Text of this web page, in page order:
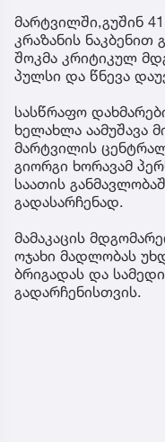
მარტვილში,გუშინ
კრაზანის ნაკბენით
შოკმა კრიტიკულ
პულსი და წნევა
სასწრაფო
ხელახლა აამუშავა
მარტვილის
გიორგი ხორავამ
საათის
გადასარჩენად.
მამაკაცის
ოჯახი მადლობას
ბრიგადას და